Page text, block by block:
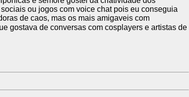
ou jogos com voice chat pois eu conseguia
de caos, mas os mais amigaveis com
gostava de conversas com cosplayers e artistas de